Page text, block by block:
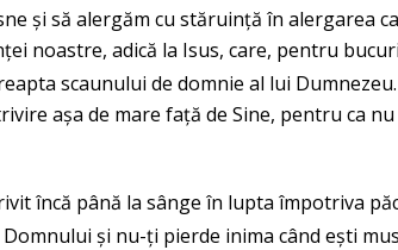
și să alergăm cu stăruință în alergarea
noastre, adică la Isus, care, pentru
scaunului de domnie al lui Dumnezeu.
așa de mare față de Sine, pentru ca
încă până la sânge în lupta împotriva
și nu-ți pierde inima când ești